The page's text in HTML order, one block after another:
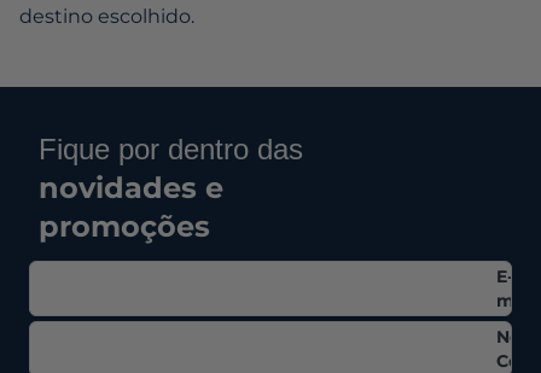
destino escolhido.
Fique por dentro das
novidades e
promoções
E-
mail